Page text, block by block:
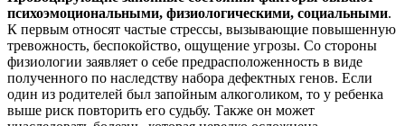
психоэмоциональными, физиологическими, социальными.
К первым относят частые стрессы, вызывающие повышенную
тревожность, беспокойство, ощущение угрозы. Со стороны
физиологии заявляет о себе предрасположенность в виде
полученного по наследству набора дефектных генов. Если
один из родителей был запойным алкоголиком, то у ребенка
выше риск повторить его судьбу. Также он может